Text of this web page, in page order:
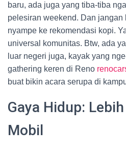
baru, ada juga yang tiba-tiba
pelesiran weekend. Dan jangan
nyampe ke rekomendasi kopi.
universal komunitas. Btw, ada
luar negeri juga, kayak yang
gathering keren di Reno
buat bikin acara serupa di
Gaya Hidup:
Mobil